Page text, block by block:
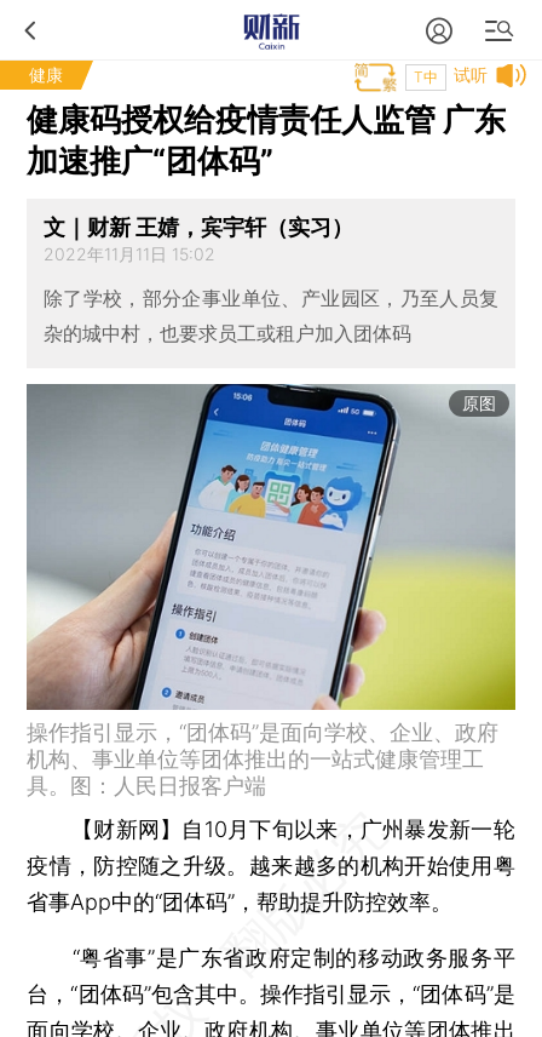
健康 试听
T中
健康码授权给疫情责任人监管 广东
加速推广“团体码”
文｜财新 王婧，宾宇轩（实习）
2022年11月11日 15:02
除了学校，部分企事业单位、产业园区，乃至人员复
杂的城中村，也要求员工或租户加入团体码
原图
操作指引显示，“团体码”是面向学校、企业、政府
机构、事业单位等团体推出的一站式健康管理工
具。图：人民日报客户端
【财新网】 自10月下旬以来，广州暴发新一轮
疫情，防控随之升级。越来越多的机构开始使用粤
省事App中的“团体码”，帮助提升防控效率。
“粤省事”是广东省政府定制的移动政务服务平
台，“团体码”包含其中。操作指引显示，“团体码”是
面向学校、企业、政府机构、事业单位等团体推出